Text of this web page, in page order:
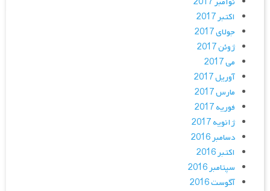
اکتبر 2017
جولای 2017
ژوئن 2017
می 2017
آوریل 2017
مارس 2017
فوریه 2017
ژانویه 2017
دسامبر 2016
اکتبر 2016
سپتامبر 2016
آگوست 2016